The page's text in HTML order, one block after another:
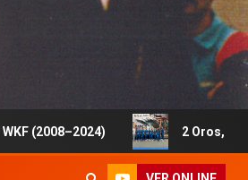
2 Oros, 1 Plata y 5 Bronces